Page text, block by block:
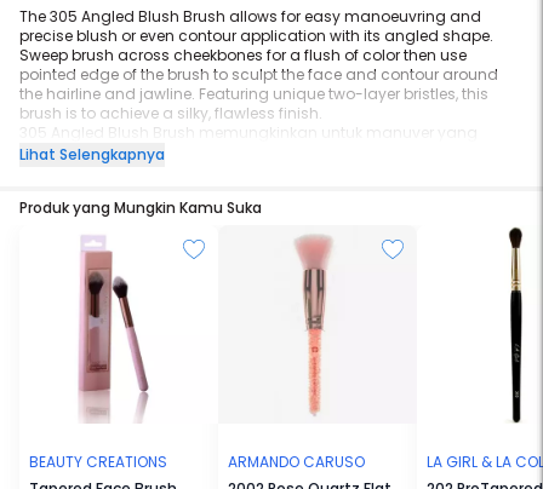
The 305 Angled Blush Brush allows for easy manoeuvring and
precise blush or even contour application with its angled shape.
Sweep brush across cheekbones for a flush of color then use
pointed edge of the brush to sculpt the face and contour around
the hairline and jawline. Featuring unique two-layer bristles, this
brush is to achieve a silky, flawless finish.
305 Angled Blush Brush memungkinkan untuk manuver yang
mudah dan aplikasi blush on atau kontur dengan tepat. Sapulah
sekitar garis rambut dan rahang. Menampilkan bulu dua lapis
yang unik, sikat ini di desain untuk mencapai hasil yang halus dan
sempurna.
Height: 16 cm
Material: Synthetic
Armando Caruso makeup brushes are made with vegan friendly,
cruelty-free synthetic but soft and high quality bristles.
Lihat Selengkapnya
Produk yang Mungkin Kamu Suka
BEAUTY CREATIONS
ARMANDO CARUSO
LA GIRL & LA